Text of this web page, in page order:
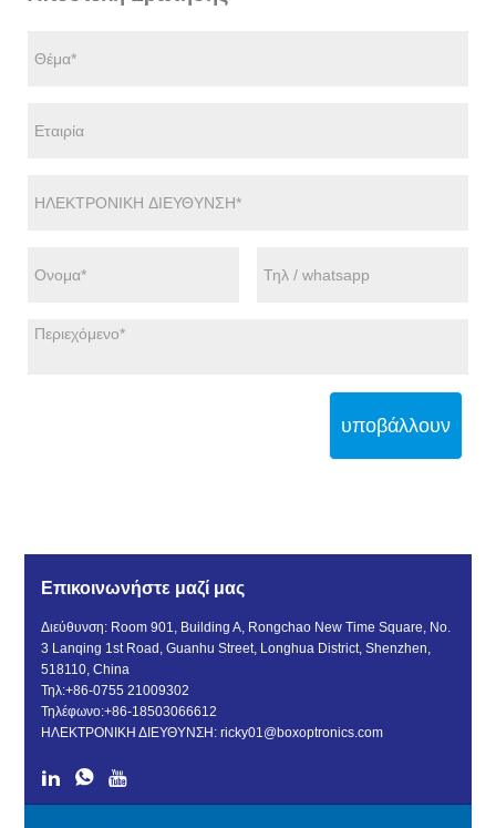
υποβάλλουν
Επικοινωνήστε μαζί μας
Διεύθυνση: Room 901, Building A, Rongchao New Time Square, No.
3 Lanqing 1st Road, Guanhu Street, Longhua District, Shenzhen,
518110, China
Τηλ:+86-0755 21009302
Τηλέφωνο:+86-18503066612
ΗΛΕΚΤΡΟΝΙΚΗ ΔΙΕΥΘΥΝΣΗ:ricky01@boxoptronics.com